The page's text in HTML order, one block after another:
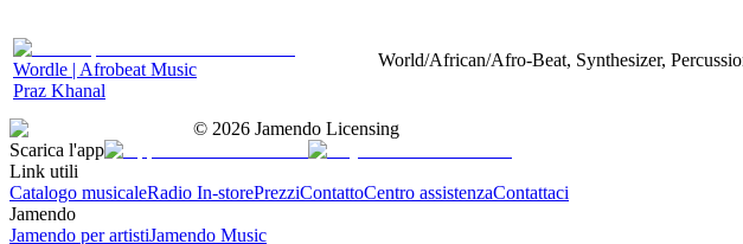
Wordle | Afrobeat Music
Praz Khanal
World/African/Afro-Beat, Synthesizer,
© 2026 Jamendo Licensing
Scarica l'app
Link utili
Catalogo musicaleRadio In-storePrezziContattoCentro assistenzaContattaci
Jamendo
Jamendo per artistiJamendo Music